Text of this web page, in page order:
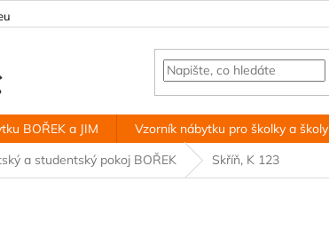
BOŘEK a JIM Vzorník nábytku pro školky a školy
a studentský pokoj BOŘEK Skříň, K 123